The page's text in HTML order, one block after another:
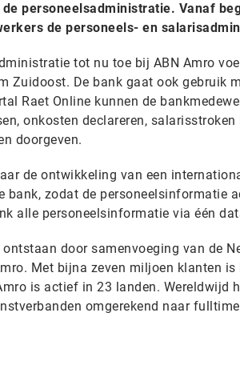
personeelsadministratie. Vanaf
de personeels- en
tot nu toe bij ABN Amro
Zuidoost. De bank gaat ook gebruik
Raet Online kunnen de
onkosten declareren,
doorgeven.
de ontwikkeling van een
bank, zodat de personeelsinformatie
alle personeelsinformatie via één
door samenvoeging van de
Met bijna zeven miljoen klanten is
is actief in 23 landen. Wereldwijd
omgerekend naar